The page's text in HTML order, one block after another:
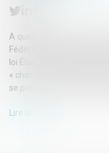
A quelques jours de la
Fédération des
loi Élan, mais s'inquiète
« choc d'offres » espéré.
se profilent, peu propices
Lire la suite